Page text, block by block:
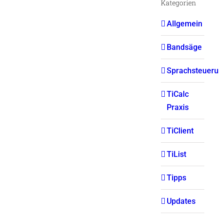
Kategorien
Allgemein
Bandsäge
TiCalc
Praxis
TiClient
TiList
Tipps
Updates